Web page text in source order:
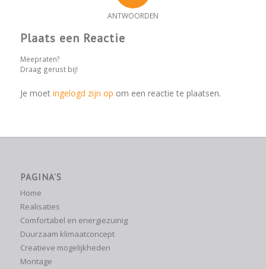
ANTWOORDEN
Plaats een Reactie
Meepraten?
Draag gerust bij!
Je moet ingelogd zijn op om een reactie te plaatsen.
PAGINA’S
Home
Realisaties
Comfortabel en energiezuinig
Duurzaam klimaatconcept
Creatieve mogelijkheden
Montage